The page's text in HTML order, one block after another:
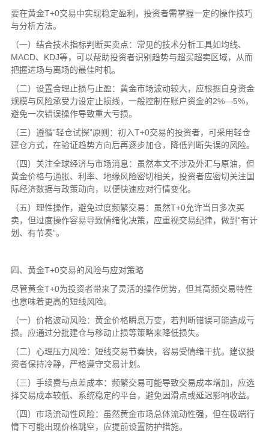
要在黄金T+0交易中实现稳定盈利，投资者需掌握一定的操作技巧
与分析方法。
（一）结合技术指标判断买卖点：常见的技术分析工具如均线、
MACD、KDJ等，可以帮助投资者识别趋势与超买超卖区域，从而
把握进场与离场的最佳时机。
（二）设置合理止损与止盈：黄金市场波动较大，应根据自身资金
规模与风险承受力设定止损线，一般控制在账户资金的2%—5%，
避免一次错误操作导致重大亏损。
（三）遵循“轻仓试探”原则：初入T+0交易的投资者，可采用轻仓
建仓方式，在验证趋势方向后再逐步加仓，降低判断失误的风险。
（四）关注全球经济与市场消息：虽然本文不涉及外汇与原油，但
黄金价格与通胀、利率、地缘风险密切相关，投资者应密切关注国
际经济数据与政策动向，以便快速应对行情变化。
（五）理性操作，避免过度频繁交易：虽然T+0允许当日多次买
卖，但过度操作容易导致情绪化决策，应重视交易纪律，做到“有计
划、有节奏”。
四、黄金T+0交易的风险与应对策略
尽管黄金T+0为投资者带来了灵活的操作优势，但其高频交易特性
也意味着更高的短线风险。
（一）价格波动风险：黄金价格瞬息万变，若判断错误可能造成亏
损。应通过分批建仓与移动止损等策略来降低损失。
（二）心理压力风险：短线交易节奏快，容易受情绪干扰。建议投
资者保持冷静，严格遵守交易计划。
（三）手续费与点差成本：频繁交易可能导致交易成本增加，应选
择交易成本较低、系统稳定的平台，避免因滑点或延迟影响收益。
（四）市场流动性风险：虽然黄金市场总体流动性强，但在极端行
情下可能出现价格跳空，应提前设置防护措施。